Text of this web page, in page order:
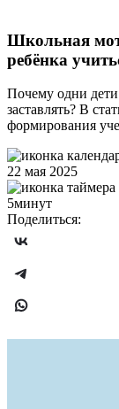
Школьная
ребёнка
Почему одни дети
заставлять? В
формирования
22 мая 2025
5минут
Поделиться: